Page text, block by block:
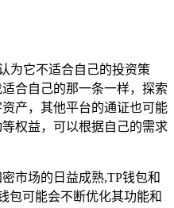
为它不适合自己的投资策
合自己的那一条一样，探索
产，其他平台的通证也可能
权益，可以根据自己的需求
市场的日益成熟,TP钱包和
包可能会不断优化其功能和